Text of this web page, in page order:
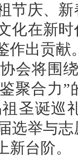
节庆、
化在新
作出贡献
会将围
聚合力
圣诞巡
选举与
台阶。